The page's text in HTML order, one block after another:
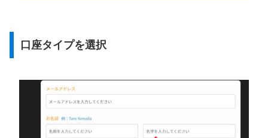
口座タイプを選択